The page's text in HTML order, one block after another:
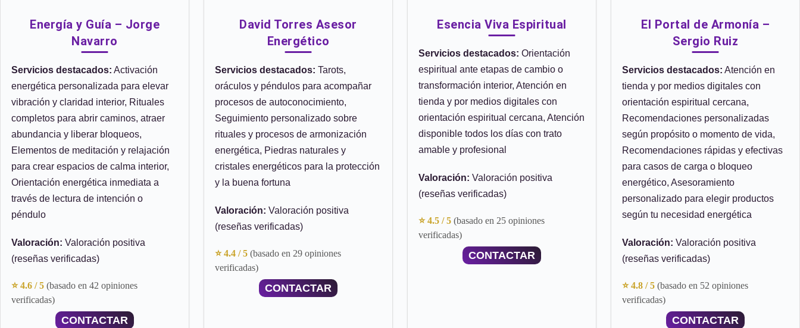
Energía y Guía – Jorge
Navarro
Servicios destacados: Activación
energética personalizada para elevar
vibración y claridad interior, Rituales
completos para abrir caminos, atraer
abundancia y liberar bloqueos,
Elementos de meditación y relajación
para crear espacios de calma interior,
Orientación energética inmediata a
través de lectura de intención o
péndulo
Valoración: Valoración positiva
(reseñas verificadas)
⭐ 4.6 / 5 (basado en 42 opiniones
verificadas)
CONTACTAR
David Torres Asesor
Energético
Servicios destacados: Tarots,
oráculos y péndulos para acompañar
procesos de autoconocimiento,
Seguimiento personalizado sobre
rituales y procesos de armonización
energética, Piedras naturales y
cristales energéticos para la protección
y la buena fortuna
Valoración: Valoración positiva
(reseñas verificadas)
⭐ 4.4 / 5 (basado en 29 opiniones
verificadas)
CONTACTAR
Esencia Viva Espiritual
Servicios destacados: Orientación
espiritual ante etapas de cambio o
transformación interior, Atención en
tienda y por medios digitales con
orientación espiritual cercana, Atención
disponible todos los días con trato
amable y profesional
Valoración: Valoración positiva
(reseñas verificadas)
⭐ 4.5 / 5 (basado en 25 opiniones
verificadas)
CONTACTAR
El Portal de Armonía –
Sergio Ruiz
Servicios destacados: Atención en
tienda y por medios digitales con
orientación espiritual cercana,
Recomendaciones personalizadas
según propósito o momento de vida,
Recomendaciones rápidas y efectivas
para casos de carga o bloqueo
energético, Asesoramiento
personalizado para elegir productos
según tu necesidad energética
Valoración: Valoración positiva
(reseñas verificadas)
⭐ 4.8 / 5 (basado en 52 opiniones
verificadas)
CONTACTAR